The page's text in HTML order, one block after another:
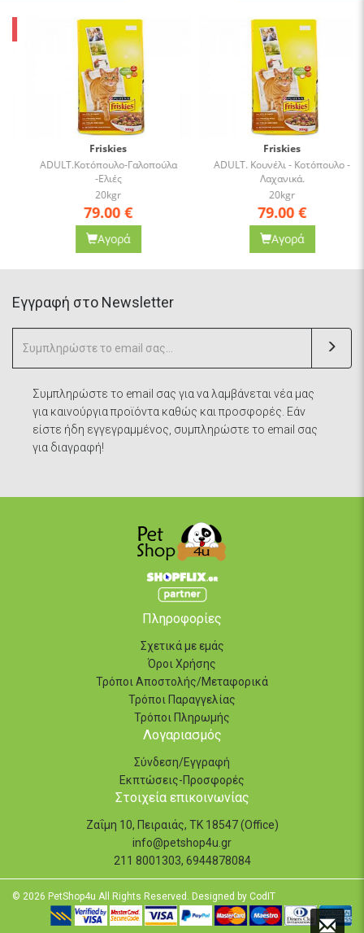
Friskies
ADULT.Κοτόπουλο-Γαλοπούλα
-Ελιές
20kgr
79.00€
Αγορά
Friskies
ADULT. Κουνέλι - Κοτόπουλο -
Λαχανικά.
20kgr
79.00€
Αγορά
Eγγραφή στο Newsletter
Συμπληρώστε το email σας για να λαμβάνεται νέα μας
για καινούργια προϊόντα καθώς και προσφορές. Εάν
είστε ήδη εγγεγραμμένος, συμπληρώστε το email σας
για διαγραφή!
Πληροφορίες
Σχετικά με εμάς
Όροι Χρήσης
Τρόποι Αποστολής/Μεταφορικά
Τρόποι Παραγγελίας
Τρόποι Πληρωμής
Λογαριασμός
Σύνδεση/Εγγραφή
Εκπτώσεις-Προσφορές
Στοιχεία επικοινωνίας
Ζαΐμη 10, Πειραιάς, ΤΚ 18547 (Office)
info@petshop4u.gr
211 8001303, 6944878084
© 2026 PetShop4u All Rights Reserved. Designed by CodIT